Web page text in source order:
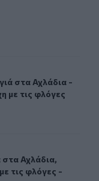
μάχη με τις
στα Αχλάδια -
στα Αχλάδια -
με τις φλόγες
μάχη με τις
στα Αχλάδια,
Αχλάδια,
τις φλόγες -